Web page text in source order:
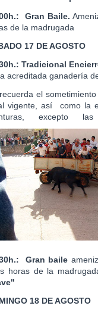
Gran Baile.
de la madrugada
17 DE AGOSTO
Tradicional
acreditada ganadería
el
vigente, así como la
excepto
Gran baile
horas de la
18 DE AGOSTO